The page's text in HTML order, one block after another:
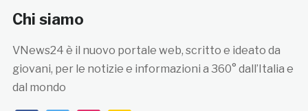
Chi siamo
VNews24 è il nuovo portale web, scritto e ideato da
giovani, per le notizie e informazioni a 360° dall’Italia e
dal mondo